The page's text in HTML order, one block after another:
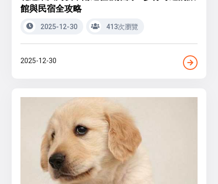
館與民宿全攻略
2025-12-30 413次瀏覽
2025-12-30